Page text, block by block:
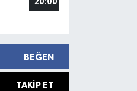
20:00
BEĞEN
TAKIP ET